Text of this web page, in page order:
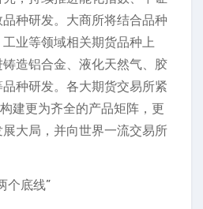
种研发。大商所将结合品种
业等领域相关期货品种上
造铝合金、液化天然气、胶
种研发。各大期货交易所紧
建更为齐全的产品矩阵，更
大局，并向世界一流交易所
个底线”